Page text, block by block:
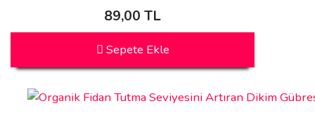
89,00 TL
Sepete Ekle